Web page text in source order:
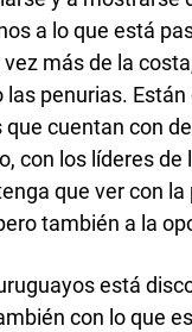
a lo que está
más de la
penurias. Están
que cuentan con
con los líderes de
que ver con
también a la
está
con lo que